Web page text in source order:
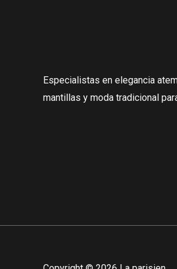
Especialistas en elegancia
mantillas y moda tradicional